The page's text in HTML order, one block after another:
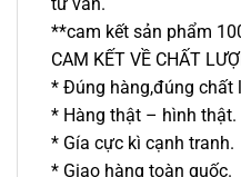
**cam kết sản phẩm
CAM KẾT VỀ CHẤT
* Đúng hàng,đúng chất
* Hàng thật – hình thật.
* Gía cực kì cạnh tranh.
* Giao hàng toàn quốc.